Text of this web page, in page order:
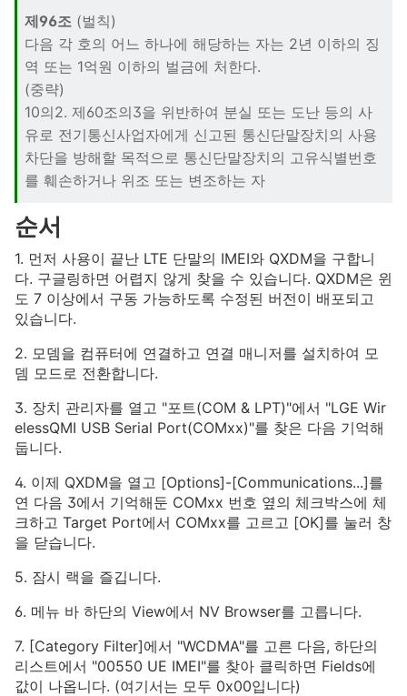
제96조 (벌칙)
다음 각 호의 어느 하나에 해당하는 자는 2년 이하의 징
역 또는 1억원 이하의 벌금에 처한다.
(중략)
10의2. 제60조의3을 위반하여 분실 또는 도난 등의 사
유로 전기통신사업자에게 신고된 통신단말장치의 사용
차단을 방해할 목적으로 통신단말장치의 고유식별번호
를 훼손하거나 위조 또는 변조하는 자
순서
1. 먼저 사용이 끝난 LTE 단말의 IMEI와 QXDM을 구합니
다. 구글링하면 어렵지 않게 찾을 수 있습니다. QXDM은 윈
도 7 이상에서 구동 가능하도록 수정된 버전이 배포되고
있습니다.
2. 모뎀을 컴퓨터에 연결하고 연결 매니저를 설치하여 모
뎀 모드로 전환합니다.
3. 장치 관리자를 열고 "포트(COM & LPT)"에서 "LGE Wir
elessQMI USB Serial Port(COMxx)"를 찾은 다음 기억해
둡니다.
4. 이제 QXDM을 열고 [Options]-[Communications...]를
연 다음 3에서 기억해둔 COMxx 번호 옆의 체크박스에 체
크하고 Target Port에서 COMxx를 고르고 [OK]를 눌러 창
을 닫습니다.
5. 잠시 랙을 즐깁니다.
6. 메뉴 바 하단의 View에서 NV Browser를 고릅니다.
7. [Category Filter]에서 "WCDMA"를 고른 다음, 하단의
리스트에서 "00550 UE IMEI"를 찾아 클릭하면 Fields에
값이 나옵니다. (여기서는 모두 0x00입니다)